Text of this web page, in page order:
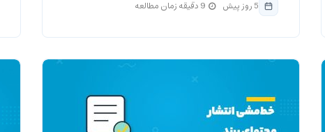
5 روز پیش 9 دقیقه زمان مطالعه